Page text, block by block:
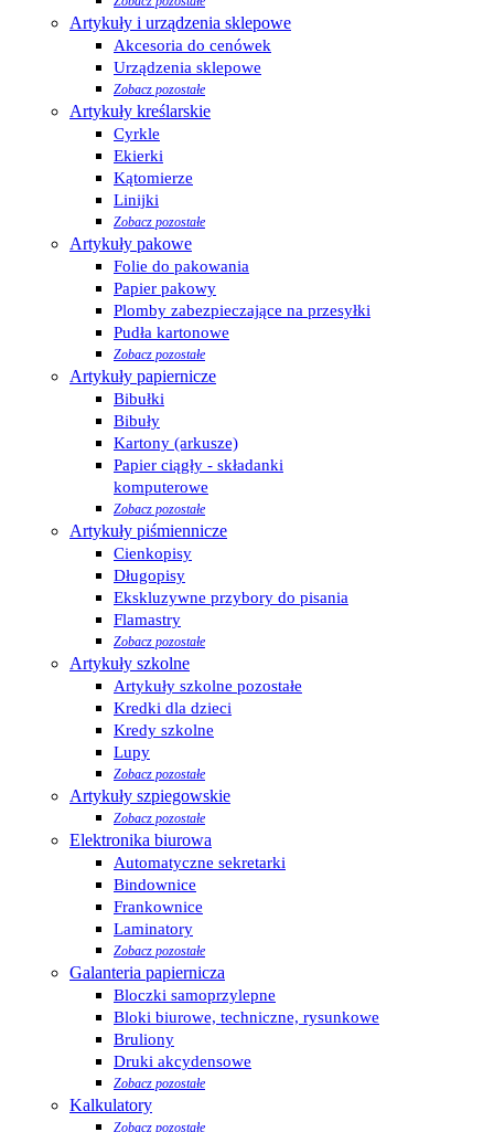
Artykuły i urządzenia sklepowe
Akcesoria do cenówek
Urządzenia sklepowe
Zobacz pozostałe
Artykuły kreślarskie
Cyrkle
Ekierki
Kątomierze
Linijki
Zobacz pozostałe
Artykuły pakowe
Folie do pakowania
Papier pakowy
Plomby zabezpieczające na przesyłki
Pudła kartonowe
Zobacz pozostałe
Artykuły papiernicze
Bibułki
Bibuły
Kartony (arkusze)
Papier ciągły - składanki
komputerowe
Zobacz pozostałe
Artykuły piśmiennicze
Cienkopisy
Długopisy
Ekskluzywne przybory do pisania
Flamastry
Zobacz pozostałe
Artykuły szkolne
Artykuły szkolne pozostałe
Kredki dla dzieci
Kredy szkolne
Lupy
Zobacz pozostałe
Artykuły szpiegowskie
Zobacz pozostałe
Elektronika biurowa
Automatyczne sekretarki
Bindownice
Frankownice
Laminatory
Zobacz pozostałe
Galanteria papiernicza
Bloczki samoprzylepne
Bloki biurowe, techniczne, rysunkowe
Bruliony
Druki akcydensowe
Zobacz pozostałe
Kalkulatory
Zobacz pozostałe